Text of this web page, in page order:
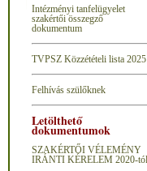
Intézményi tanfelügyelet
szakértői összegző
dokumentum
TVPSZ Közzétételi lista 2025
Felhívás szülőknek
Letölthető
dokumentumok
SZAKÉRTŐI VÉLEMÉNY
IRÁNTI KÉRELEM 2020-tól